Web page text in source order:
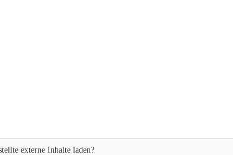
externe Inhalte laden?